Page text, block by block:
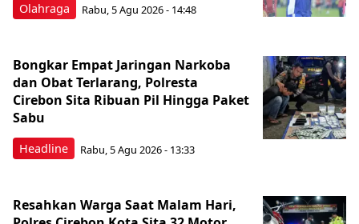
Olahraga Rabu, 5 Agu 2026 - 14:48
Headline
Bongkar Empat Jaringan Narkoba
dan Obat Terlarang, Polresta
Cirebon Sita Ribuan Pil Hingga Paket
Sabu
Rabu, 5 Agu 2026 - 13:33
Resahkan Warga Saat Malam Hari,